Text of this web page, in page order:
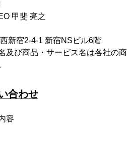
甲斐 亮之
新宿2-4-1 新宿NSビル6階
及び商品・サービス名は各社の商
合わせ
容